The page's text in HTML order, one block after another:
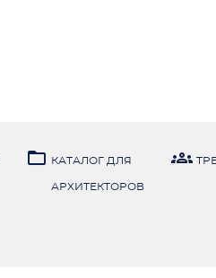
 КАТАЛОГ ДЛЯ
АРХИТЕКТОРОВ
